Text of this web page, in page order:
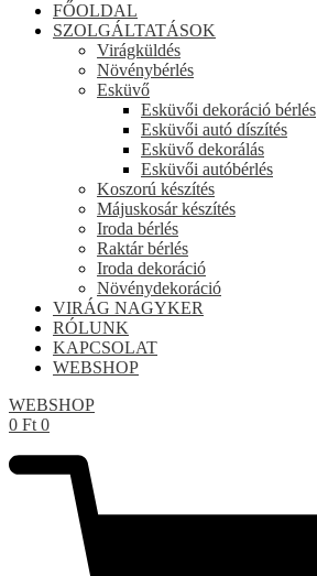
FŐOLDAL
SZOLGÁLTATÁSOK
Virágküldés
Növénybérlés
Esküvő
Esküvői dekoráció bérlés
Esküvői autó díszítés
Esküvő dekorálás
Esküvői autóbérlés
Koszorú készítés
Májuskosár készítés
Iroda bérlés
Raktár bérlés
Iroda dekoráció
Növénydekoráció
VIRÁG NAGYKER
RÓLUNK
KAPCSOLAT
WEBSHOP
WEBSHOP
0 Ft 0